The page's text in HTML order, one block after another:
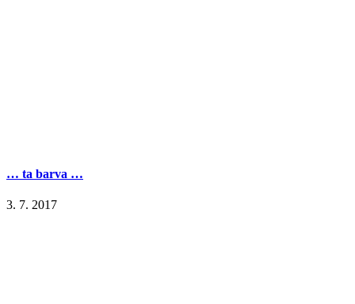
… ta barva …
3. 7. 2017